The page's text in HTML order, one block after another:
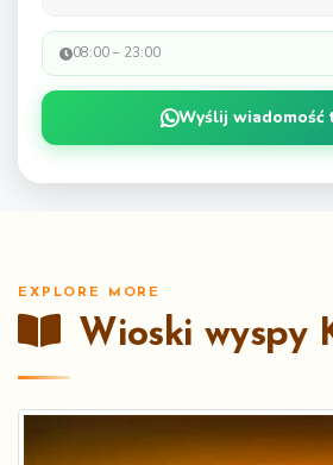
08:00 – 23:00
Wyślij wiadomość
EXPLORE MORE
Wioski wyspy